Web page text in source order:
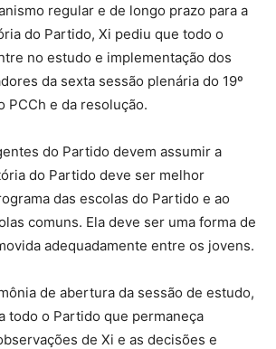
regular e de longo prazo para a
do Partido, Xi pediu que todo o
no estudo e implementação dos
da sexta sessão plenária do 19º
PCCh e da resolução.
do Partido devem assumir a
do Partido deve ser melhor
das escolas do Partido e ao
comuns. Ela deve ser uma forma de
adequadamente entre os jovens.
de abertura da sessão de estudo,
todo o Partido que permaneça
de Xi e as decisões e